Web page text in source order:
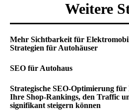
Weitere
Mehr Sichtbarkeit für
Strategien für Autohäuser
SEO für Autohaus
Strategische SEO-Optimierung für
Ihre Shop-Rankings, den Traffic
signifikant steigern können